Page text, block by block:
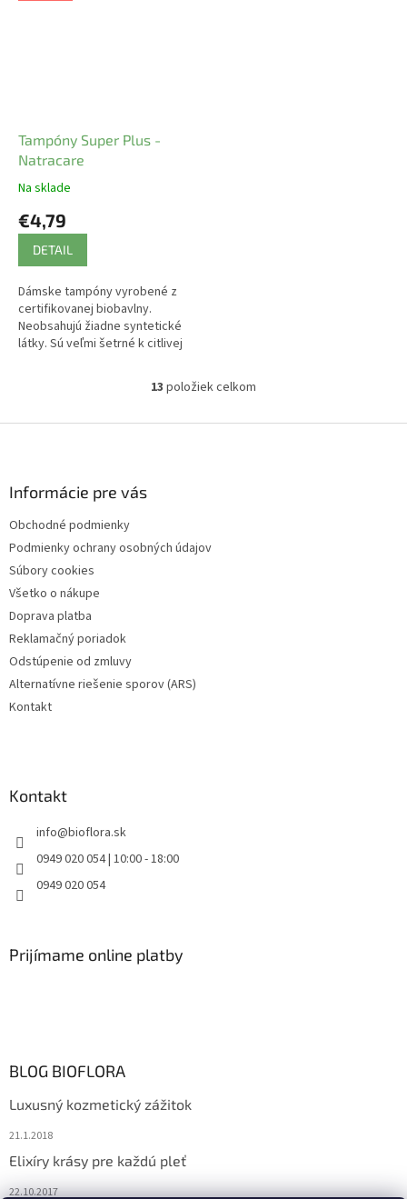
Tampóny Super Plus -
Natracare
Na sklade
€4,79
DETAIL
Dámske tampóny vyrobené z
certifikovanej biobavlny.
Neobsahujú žiadne syntetické
látky. Sú veľmi šetrné k citlivej
O
l
p
13 položiek celkom
Informácie pre vás
Obchodné podmienky
Podmienky ochrany osobných údajov
Súbory cookies
Všetko o nákupe
Doprava platba
Reklamačný poriadok
Odstúpenie od zmluvy
Alternatívne riešenie sporov (ARS)
Kontakt
Kontakt
info@bioflora.sk
0949 020 054 | 10:00 - 18:00
0949 020 054
Prijímame online platby
BLOG BIOFLORA
Luxusný kozmetický zážitok
21.1.2018
Elixíry krásy pre každú pleť
22.10.2017